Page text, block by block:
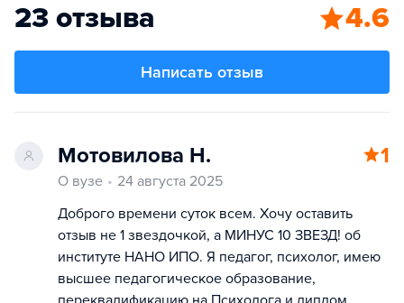
23 отзыва 4.6
Написать отзыв
Мотовилова Н. 1
О вузе
24 августа 2025
Доброго времени суток всем. Хочу оставить
отзыв не 1 звездочкой, а МИНУС 10 ЗВЕЗД! об
институте НАНО ИПО. Я педагог, психолог, имею
высшее педагогическое образование,